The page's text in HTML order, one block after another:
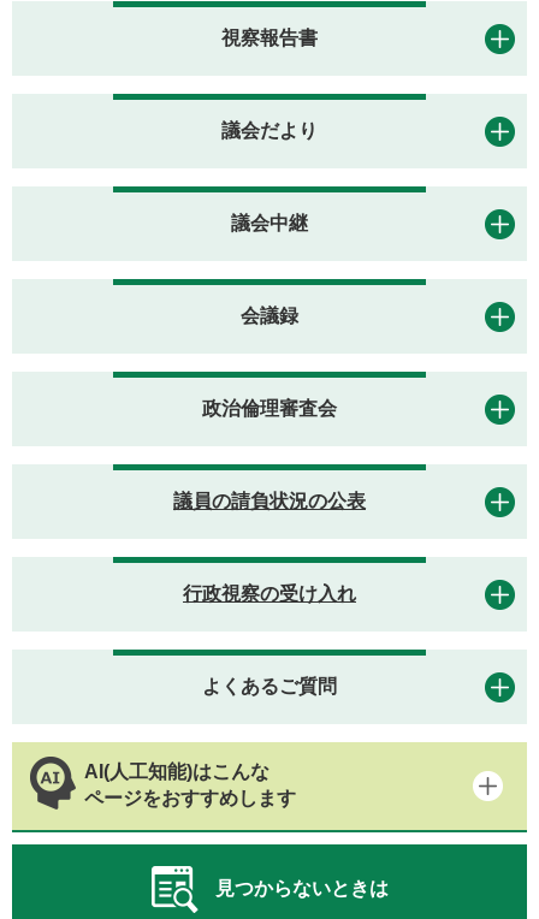
視察報告書
議会だより
議会中継
会議録
政治倫理審査会
議員の請負状況の公表
行政視察の受け入れ
よくあるご質問
AI(人工知能)はこんな
ページをおすすめします
見つからないときは